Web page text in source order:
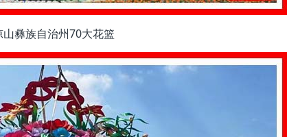
山彝族自治州70大花篮